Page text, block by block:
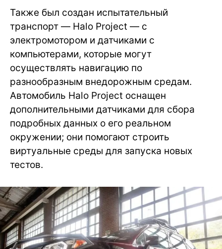
Также был создан испытательный
транспорт — Halo Project — с
электромотором и датчиками с
компьютерами, которые могут
осуществлять навигацию по
разнообразным внедорожным средам.
Автомобиль Halo Project оснащен
дополнительными датчиками для сбора
подробных данных о его реальном
окружении; они помогают строить
виртуальные среды для запуска новых
тестов.